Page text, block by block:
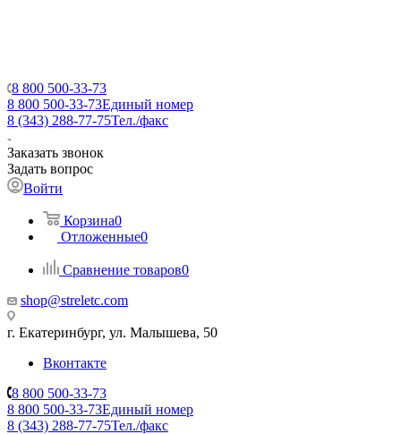
8 800 500-33-73
8 800 500-33-73Единый номер
8 (343) 288-77-75Тел./факс
Заказать звонок
Задать вопрос
Войти
Корзина0
Отложенные0
Сравнение товаров0
shop@streletc.com
г. Екатеринбург, ул. Малышева, 50
Вконтакте
8 800 500-33-73
8 800 500-33-73Единый номер
8 (343) 288-77-75Тел./факс